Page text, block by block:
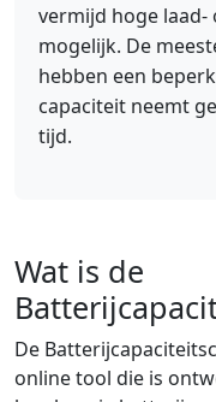
vermijd hoge
mogelijk. De
hebben een
capaciteit neemt
tijd.
Wat is de
De
online tool die is